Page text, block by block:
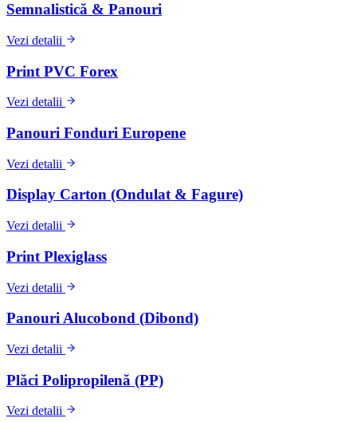
Semnalistică & Panouri
Vezi detalii
Print PVC Forex
Vezi detalii
Panouri Fonduri Europene
Vezi detalii
Display Carton (Ondulat & Fagure)
Vezi detalii
Print Plexiglass
Vezi detalii
Panouri Alucobond (Dibond)
Vezi detalii
Plăci Polipropilenă (PP)
Vezi detalii